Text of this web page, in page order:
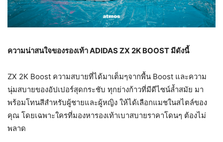
ความน่าสนใจของรองเท้าADIDAS ZX 2K BOOST มีดังนี้
ZX 2K Boost ความสบายที่ได้มาเต็มๆจากพื้น Boost และความ
นุ่มสบายของอัปเปอร์สุดกระชับ ทุกย่างก้าวที่มีดีไซน์ล้ำสมัย มา
พร้อมโทนสีสำหรับผู้ชายและผู้หญิง ให้ได้เลือกแมชในสไตล์ของ
คุณ โดยเฉพาะใครที่มองหารองเท้าเบาสบายราคาโดนๆ ต้องไม่
พลาด